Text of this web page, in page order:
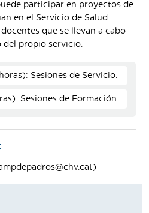
participar en proyectos de
en el Servicio de Salud
que se llevan a cabo
del propio servicio.
Sesiones de Servicio.
Sesiones de Formación.